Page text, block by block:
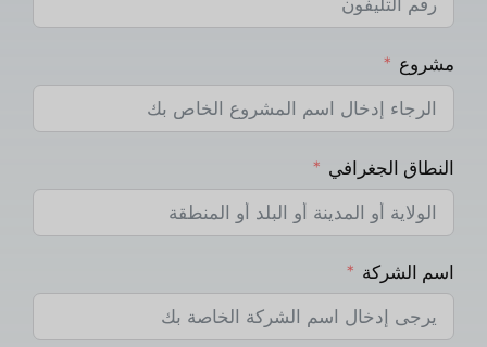
مشروع
النطاق الجغرافي
اسم الشركة